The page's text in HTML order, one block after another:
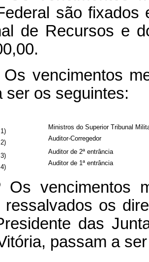
são
de Recursos e
Os vencimentos
ser os seguintes:
1)
Ministros do Superior Tribunal
2)
Auditor-Corregedor
3)
Auditor de 2ª entrância
4)
Auditor de 1ª entrância
Os vencimentos
ressalvados os
das
passam a